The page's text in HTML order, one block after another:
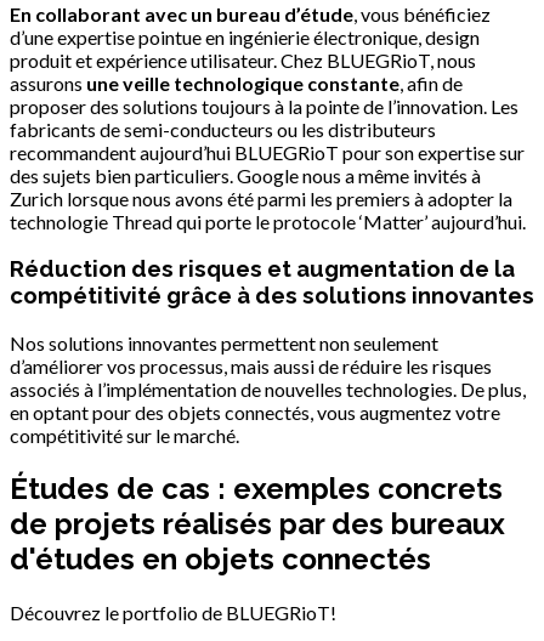
En collaborant avec un bureau d’étude , vous bénéficiez
d’une expertise pointue en ingénierie électronique, design
produit et expérience utilisateur. Chez BLUEGRioT, nous
assurons une veille technologique constante , afin de
proposer des solutions toujours à la pointe de l’innovation. Les
fabricants de semi-conducteurs ou les distributeurs
recommandent aujourd’hui BLUEGRioT pour son expertise sur
des sujets bien particuliers. Google nous a même invités à
Zurich lorsque nous avons été parmi les premiers à adopter la
technologie Thread qui porte le protocole ‘Matter’ aujourd’hui.
Réduction des risques et augmentation de la
compétitivité grâce à des solutions innovantes
Nos solutions innovantes permettent non seulement
d’améliorer vos processus, mais aussi de réduire les risques
associés à l’implémentation de nouvelles technologies. De plus,
en optant pour des objets connectés, vous augmentez votre
compétitivité sur le marché.
Études de cas : exemples concrets
de projets réalisés par des bureaux
d'études en objets connectés
Découvrez le portfolio de BLUEGRioT!